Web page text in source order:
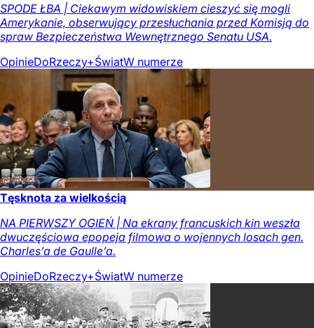
SPODE ŁBA | Ciekawym widowiskiem cieszyć się mogli
Amerykanie, obserwujący przesłuchania przed Komisją do
spraw Bezpieczeństwa Wewnętrznego Senatu USA.
OpinieDoRzeczy+ŚwiatW numerze
Tęsknota za wielkością
NA PIERWSZY OGIEŃ | Na ekrany francuskich kin weszła
dwuczęściowa epopeja filmowa o wojennych losach gen.
Charles’a de Gaulle’a.
OpinieDoRzeczy+ŚwiatW numerze